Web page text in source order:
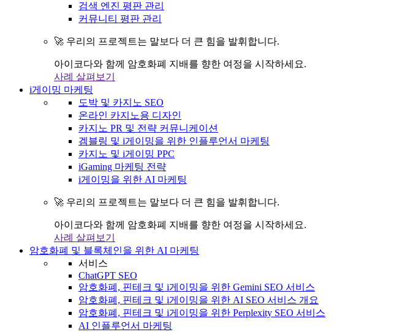
검색 엔진 평판 관리
커뮤니티 평판 관리
🚀 우리의 프로젝트는 말보다 더 큰 힘을 발휘합니다.
아이코다와 함께 암호화폐 지배를 향한 여정을 시작하세요.
사례 살펴보기
i게이밍 마케팅
도박 및 카지노 SEO
온라인 카지노용 디자인
카지노 PR 및 전략 커뮤니케이션
겜블링 및 i게이밍을 위한 인플루언서 마케팅
카지노 및 i게이밍 PPC
iGaming 마케팅 전략
i게이밍을 위한 AI 마케팅
🚀 우리의 프로젝트는 말보다 더 큰 힘을 발휘합니다.
아이코다와 함께 암호화폐 지배를 향한 여정을 시작하세요.
사례 살펴보기
암호화폐 및 블록체인을 위한 AI 마케팅
서비스
ChatGPT SEO
암호화폐, 핀테크 및 i게이밍을 위한 Gemini SEO 서비스
암호화폐, 핀테크 및 i게이밍을 위한 AI SEO 서비스 개요
암호화폐, 핀테크 및 i게이밍을 위한 Perplexity SEO 서비스
AI 인플루언서 마케팅